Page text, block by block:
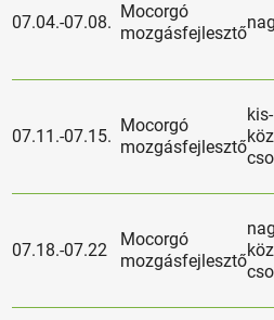
07.04.-07.08.
Mocorgó
mozgásfejlesztő
07.11.-07.15.
Mocorgó
mozgásfejlesztő
07.18.-07.22
Mocorgó
mozgásfejlesztő